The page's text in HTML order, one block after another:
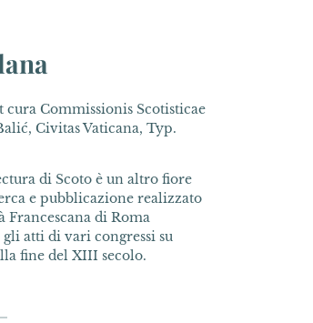
Commissionis Scotisticae
Civitas Vaticana, Typ.
di Scoto è un altro fiore
e pubblicazione realizzato
Francescana di Roma
atti di vari congressi su
fine del XIII secolo.